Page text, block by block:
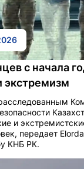
с начала
экстремизм
и
передает
КНБ РК.